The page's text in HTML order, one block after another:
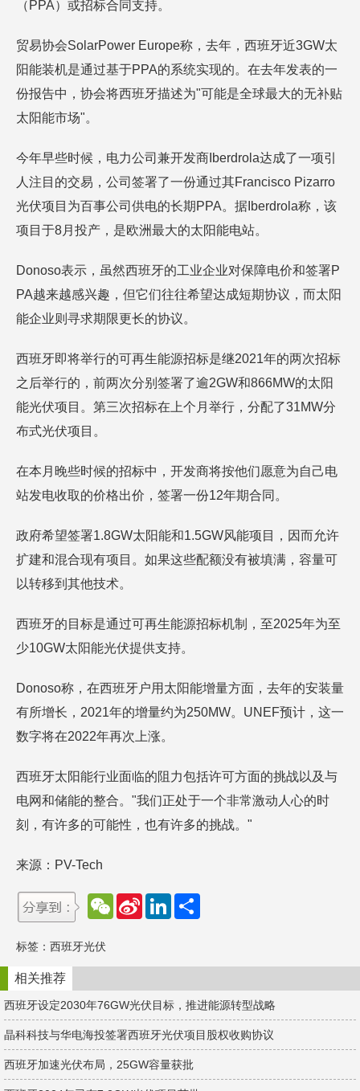
（PPA）或招标合同支持。
贸易协会SolarPower Europe称，去年，西班牙近3GW太
阳能装机是通过基于PPA的系统实现的。在去年发表的一
份报告中，协会将西班牙描述为"可能是全球最大的无补贴
太阳能市场"。
今年早些时候，电力公司兼开发商Iberdrola达成了一项引
人注目的交易，公司签署了一份通过其Francisco Pizarro
光伏项目为百事公司供电的长期PPA。据Iberdrola称，该
项目于8月投产，是欧洲最大的太阳能电站。
Donoso表示，虽然西班牙的工业企业对保障电价和签署P
PA越来越感兴趣，但它们往往希望达成短期协议，而太阳
能企业则寻求期限更长的协议。
西班牙即将举行的可再生能源招标是继2021年的两次招标
之后举行的，前两次分别签署了逾2GW和866MW的太阳
能光伏项目。第三次招标在上个月举行，分配了31MW分
布式光伏项目。
在本月晚些时候的招标中，开发商将按他们愿意为自己电
站发电收取的价格出价，签署一份12年期合同。
政府希望签署1.8GW太阳能和1.5GW风能项目，因而允许
扩建和混合现有项目。如果这些配额没有被填满，容量可
以转移到其他技术。
西班牙的目标是通过可再生能源招标机制，至2025年为至
少10GW太阳能光伏提供支持。
Donoso称，在西班牙户用太阳能增量方面，去年的安装量
有所增长，2021年的增量约为250MW。UNEF预计，这一
数字将在2022年再次上涨。
西班牙太阳能行业面临的阻力包括许可方面的挑战以及与
电网和储能的整合。"我们正处于一个非常激动人心的时
刻，有许多的可能性，也有许多的挑战。"
来源：PV-Tech
W
e
t
S
e
b
o
L
d
n
标签： 西班牙光伏
相关推荐
西班牙设定2030年76GW光伏目标，推进能源转型战略
晶科科技与华电海投签署西班牙光伏项目股权收购协议
西班牙加速光伏布局，25GW容量获批